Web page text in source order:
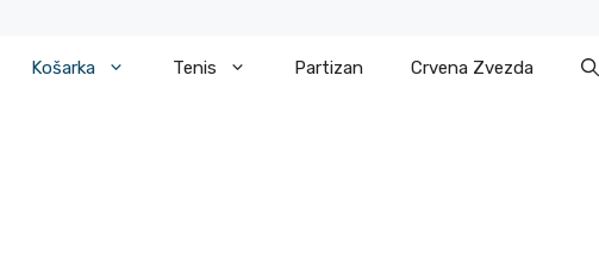
Košarka Tenis Partizan Crvena Zvezda